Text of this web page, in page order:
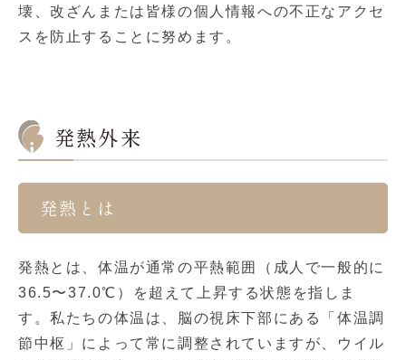
壊、改ざんまたは皆様の個人情報への不正なアクセ
スを防止することに努めます。
発熱外来
発熱とは
発熱とは、体温が通常の平熱範囲（成人で一般的に
36.5〜37.0℃）を超えて上昇する状態を指しま
す。私たちの体温は、脳の視床下部にある「体温調
節中枢」によって常に調整されていますが、ウイル